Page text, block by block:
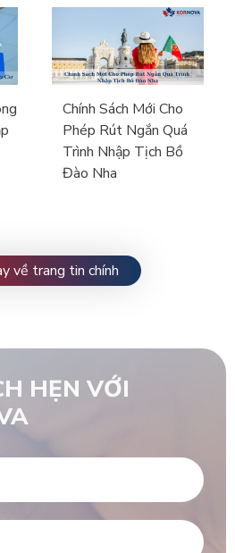
Chính Sách Mới Cho
Phép Rút Ngắn Quá
Trình Nhập Tịch Bồ
Đào Nha
về trang tin chính
HẸN VỚI